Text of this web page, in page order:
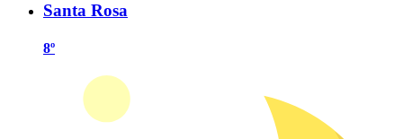
Santa Rosa
8º